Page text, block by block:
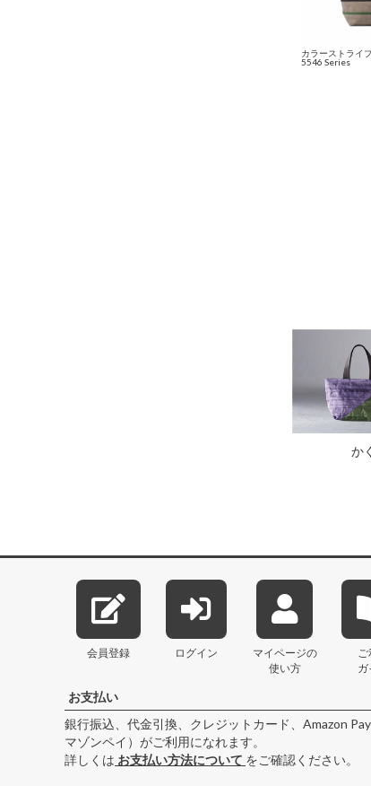
カラーストライ
5546 Series
か
会員登録 ログイン
マイページの
使い方
ガ
お支払い
銀行振込、代金引換、クレジットカード、Amazon
マゾンペイ）がご利用になれます。
詳しくは お支払い方法について をご確認ください。